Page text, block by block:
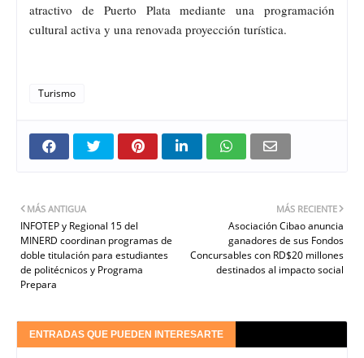
atractivo de Puerto Plata mediante una programación
cultural activa y una renovada proyección turística.
Turismo
MÁS RECIENTE
Asociación Cibao anuncia
ganadores de sus Fondos
Concursables con RD$20 millones
destinados al impacto social
MÁS ANTIGUA
INFOTEP y Regional 15 del
MINERD coordinan programas de
doble titulación para estudiantes
de politécnicos y Programa
Prepara
ENTRADAS QUE PUEDEN INTERESARTE